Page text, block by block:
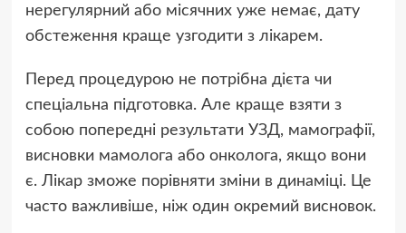
нерегулярний або місячних уже немає, дату
обстеження краще узгодити з лікарем.
Перед процедурою не потрібна дієта чи
спеціальна підготовка. Але краще взяти з
собою попередні результати УЗД, мамографії,
висновки мамолога або онколога, якщо вони
є. Лікар зможе порівняти зміни в динаміці. Це
часто важливіше, ніж один окремий висновок.